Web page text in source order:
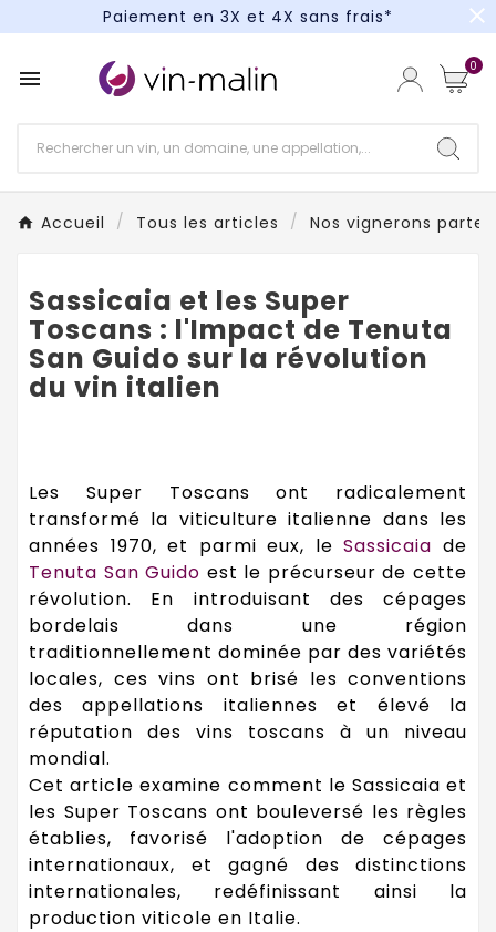
Paiement en 3X et 4X sans frais*
Paiement en 3X et 4X sans frais*
close
 0
Accueil Tous les articles Nos vignerons
Sassicaia et les Super
Toscans : l'Impact de Tenuta
San Guido sur la révolution
du vin italien
Les Super Toscans ont radicalement
transformé la viticulture italienne dans les
années 1970, et parmi eux, leSassicaia de
Tenuta San Guido est le précurseur de cette
révolution. En introduisant des cépages
bordelais dans une région
traditionnellement dominée par des variétés
locales, ces vins ont brisé les conventions
des appellations italiennes et élevé la
réputation des vins toscans à un niveau
mondial.
Cet article examine comment le Sassicaia et
les Super Toscans ont bouleversé les règles
établies, favorisé l'adoption de cépages
internationaux, et gagné des distinctions
internationales, redéfinissant ainsi la
production viticole en Italie.